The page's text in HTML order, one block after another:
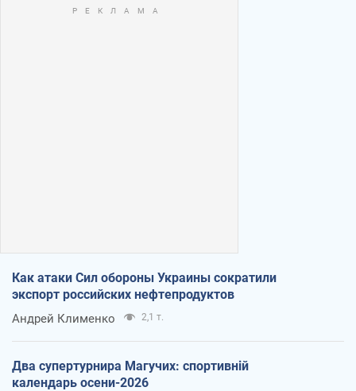
Как атаки Сил обороны Украины сократили
экспорт российских нефтепродуктов
Андрей Клименко 2,1 т.
Два супертурнира Магучих: спортивній
календарь осени-2026